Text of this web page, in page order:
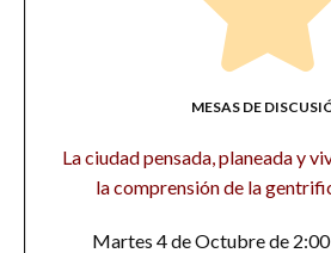
MESAS DE
La ciudad pensada, planeada y
la comprensión de la
Martes 4 de Octubre de